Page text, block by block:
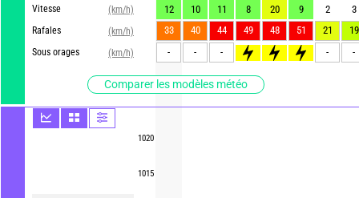
Vitesse
(km/h)
Rafales
(km/h)
Sous orages
(km/h)
Comparer les modèles météo
1020
1015
12
10 11 8 20 9 2
3
33
40 44 49 48 51 21
19
-
- - >75 >75 >80 - -